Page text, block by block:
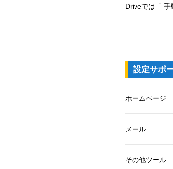
Driveでは「 手
設定サポ
ホームページ
メール
その他ツール